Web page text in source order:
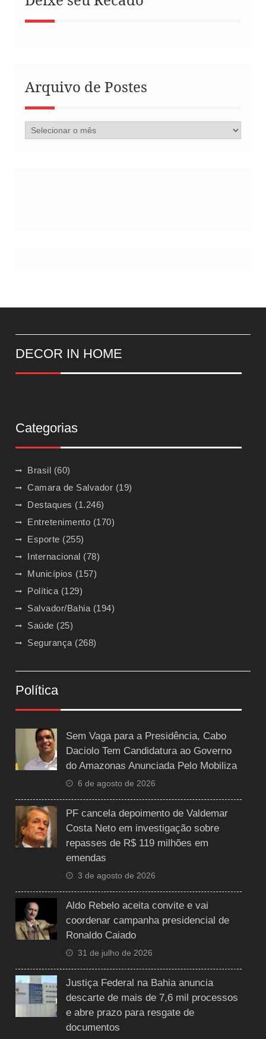
Arquivo de Postes
Arquivo
de
DECOR IN HOME
Categorias
Brasil (60)
Camara de Salvador (19)
Destaques (1.246)
Entretenimento (170)
Esporte (255)
Internacional (78)
Municípios (157)
Política (129)
Salvador/Bahia (194)
Saúde (25)
Segurança (268)
Política
Sem Vaga para a Presidência, Cabo
Daciolo Tem Candidatura ao Governo
do Amazonas Anunciada Pelo Mobiliza
6 de agosto de 2026
PF cancela depoimento de Valdemar
Costa Neto em investigação sobre
repasses de R$ 119 milhões em
emendas
3 de agosto de 2026
Aldo Rebelo aceita convite e vai
coordenar campanha presidencial de
Ronaldo Caiado
31 de julho de 2026
Justiça Federal na Bahia anuncia
descarte de mais de 7,6 mil processos
e abre prazo para resgate de
documentos